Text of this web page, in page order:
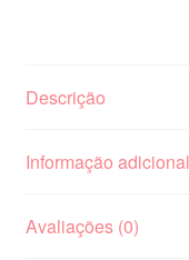
Descrição
Informação adicional
Avaliações (0)